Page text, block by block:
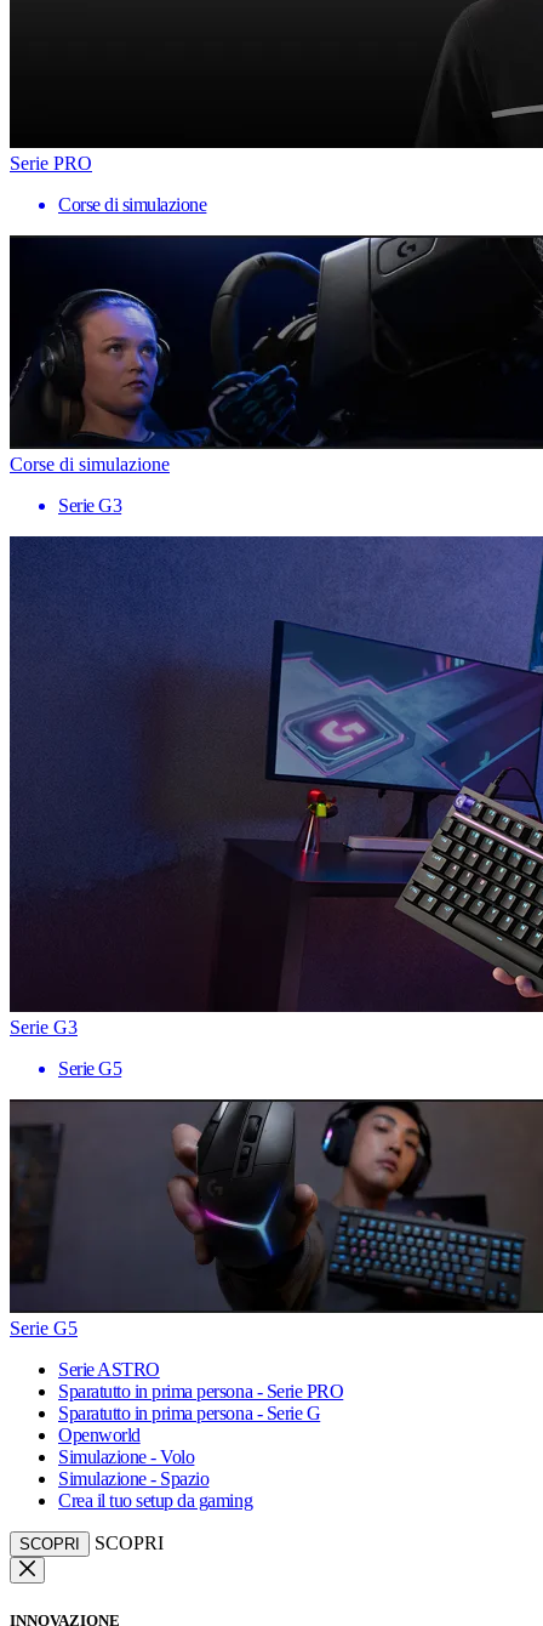
Serie PRO
Corse di simulazione
Corse di simulazione
Serie G3
Serie G3
Serie G5
Serie G5
Serie ASTRO
Sparatutto in prima persona - Serie PRO
Sparatutto in prima persona - Serie G
Openworld
Simulazione - Volo
Simulazione - Spazio
Crea il tuo setup da gaming
SCOPRI SCOPRI
INNOVAZIONE